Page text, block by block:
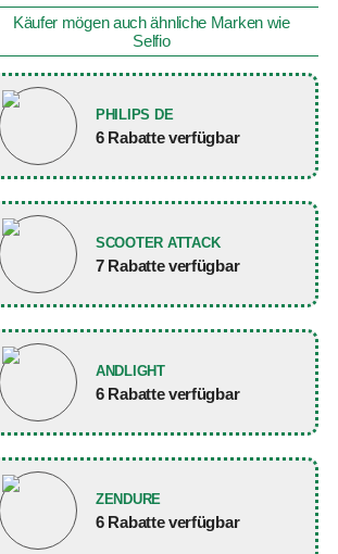
Käufer mögen auch ähnliche Marken wie
Selfio
PHILIPS DE
6 Rabatte verfügbar
SCOOTER ATTACK
7 Rabatte verfügbar
ANDLIGHT
6 Rabatte verfügbar
ZENDURE
6 Rabatte verfügbar